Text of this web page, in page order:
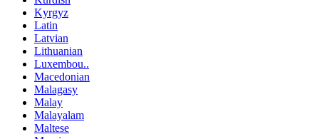
Kyrgyz
Latin
Latvian
Lithuanian
Luxembou..
Macedonian
Malagasy
Malay
Malayalam
Maltese